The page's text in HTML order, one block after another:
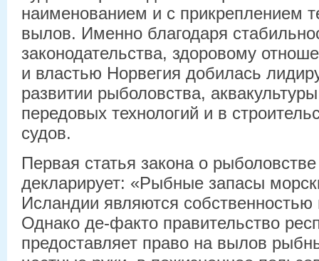
наименованием и с прикреплением
вылов. Именно благодаря
законодательства, здоровому
и властью Норвегия добилась
развитии рыболовства,
передовых технологий и в
судов.
Первая статья закона о
декларирует: «Рыбные запасы
Исландии являются собственностью
Однако де-факто правительство
предоставляет право на вылов